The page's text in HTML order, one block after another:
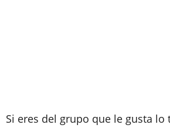
Si eres del grupo que le gusta lo